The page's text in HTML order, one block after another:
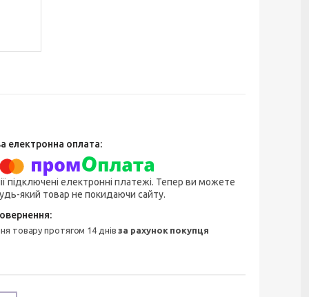
підключені електронні платежі. Тепер ви можете
який товар не покидаючи сайту.
товару протягом 14 днівза рахунок покупця